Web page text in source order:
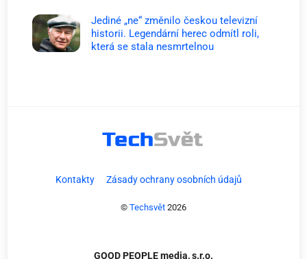
Jediné „ne“ změnilo českou televizní
historii. Legendární herec odmítl roli,
která se stala nesmrtelnou
Kontakty Zásady ochrany osobních údajů
© Techsvět 2026
GOOD PEOPLE media, s.r.o.